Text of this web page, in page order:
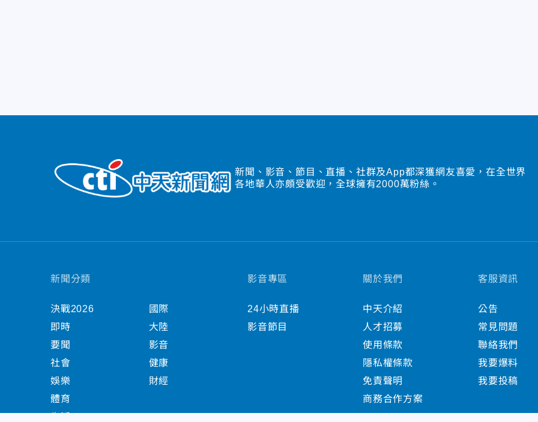
新聞、影音、節目、直播、社群及App都深獲網友喜愛，在全世界
各地華人亦頗受歡迎，全球擁有2000萬粉絲。
新聞分類
決戰2026
即時
要聞
社會
娛樂
體育
國際
大陸
影音
健康
財經
影音專區
24小時直播
影音節目
關於我們
中天介紹
人才招募
使用條款
隱私權條款
免責聲明
商務合作方案
客服資訊
公告
常見問題
聯絡我們
我要爆料
我要投稿